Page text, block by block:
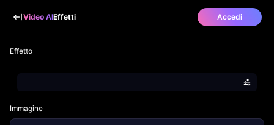
Video AIEffetti Accedi
Effetto
Immagine